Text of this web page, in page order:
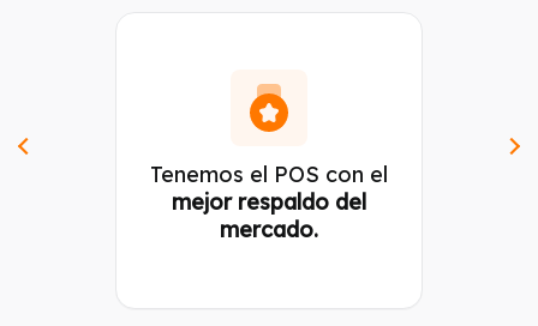
Tenemos el POS con el
mejor respaldo del
mercado.